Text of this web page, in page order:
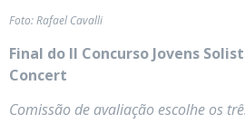
Foto: Rafael Cavalli
Final do II Concurso Jovens
Concert
Comissão de avaliação escolhe os